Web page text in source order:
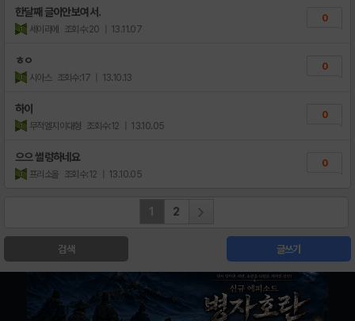
한달째 글이안보여서.
세이라에 조회수:20 | 13.11.07
0
ㅎㅇ
시아스 조회수:17 | 13.10.13
0
하이
무적엘지이대형 조회수:12 | 13.10.05
0
으으 썰렁하네요
프리소올 조회수:12 | 13.10.05
0
1 2
검색 글쓰기